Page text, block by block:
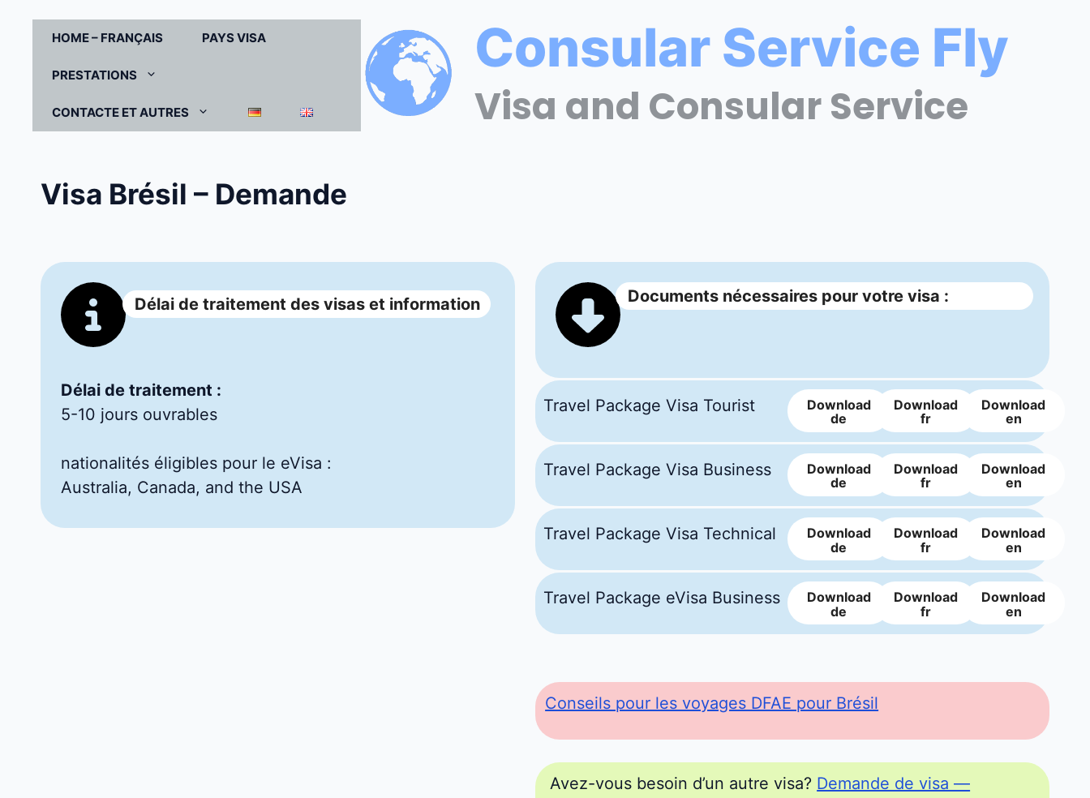
Consular Service Fly
Visa and Consular Service
HOME – FRANÇAIS PAYS VISA
PRESTATIONS
CONTACTE ET AUTRES
Visa Brésil – Demande
Délai de traitement des visas et information
Délai de traitement :
5-10 jours ouvrables
nationalités éligibles pour le eVisa :
Australia, Canada, and the USA
Documents nécessaires pour votre visa :
Travel Package Visa Tourist
Download
de
Download
fr
Download
en
Travel Package Visa Business
Download
de
Download
fr
Download
en
Travel Package Visa Technical
Download
de
Download
fr
Download
en
Travel Package eVisa Business
Download
de
Download
fr
Download
en
Conseils pour les voyages DFAE pour Brésil
Avez-vous besoin d’un autre visa? Demande de visa —